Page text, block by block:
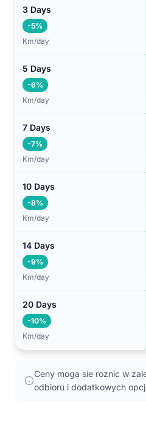
3 Days
-5%
Km/day
5 Days
-6%
Km/day
7 Days
-7%
Km/day
10 Days
-8%
Km/day
14 Days
-9%
Km/day
20 Days
-10%
Km/day
Ceny moga sie roznic w
odbioru i dodatkowych